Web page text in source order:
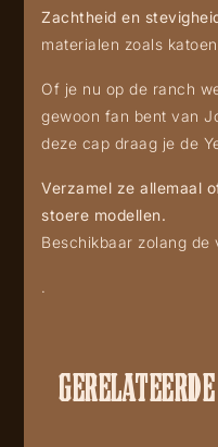
Zachtheid en
materialen zoals
Of je nu op de ranch
gewoon fan bent van
deze cap draag je de
Verzamel ze allemaal
stoere modellen.
Beschikbaar zolang de
.